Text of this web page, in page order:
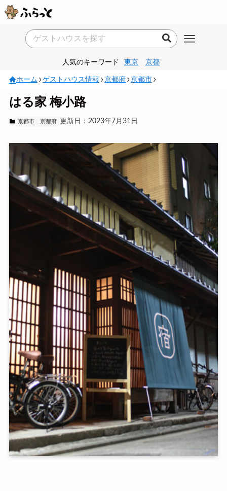
人気のキーワード 東京 京都
ホーム ゲストハウス情報 京都府 京都市
はる家 梅小路
京都市 京都府 更新日：2023年7月31日